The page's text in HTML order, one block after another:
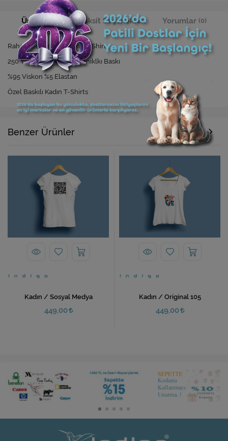
Ürün Bilgisi Taksit Seçenekleri Yorumlar (0)
Rahat Kesim Özel Baskılı T-Shirt
250 Yıkamaya Kadar Dayanıklkı Baskı
%95 Viskon %5 Elastan
Özel Baskılı Kadın T-Shirts
Benzer Ürünler
Kadın / Sosyal Medya
449,00
Kadın / Original 105
449,00